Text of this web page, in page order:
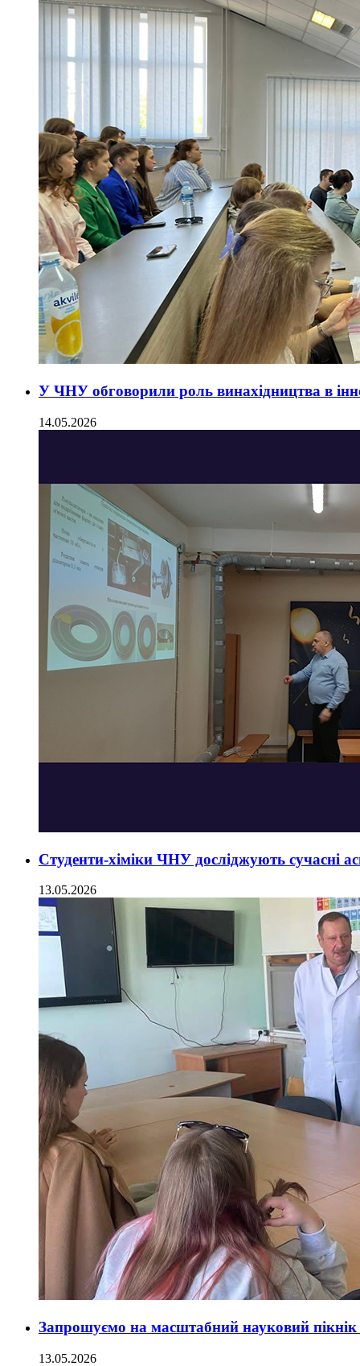
У ЧНУ обговорили роль винахідництва в
14.05.2026
Студенти-хіміки ЧНУ досліджують сучасні
13.05.2026
Запрошуємо на масштабний науковий
13.05.2026